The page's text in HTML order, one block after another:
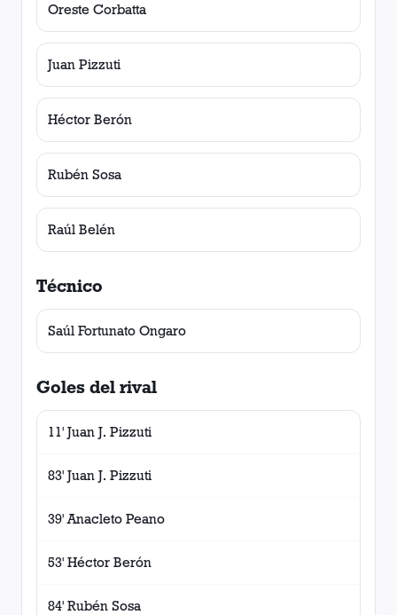
Oreste Corbatta
Juan Pizzuti
Héctor Berón
Rubén Sosa
Raúl Belén
Técnico
Saúl Fortunato Ongaro
Goles del rival
11' Juan J. Pizzuti
83' Juan J. Pizzuti
39' Anacleto Peano
53' Héctor Berón
84' Rubén Sosa